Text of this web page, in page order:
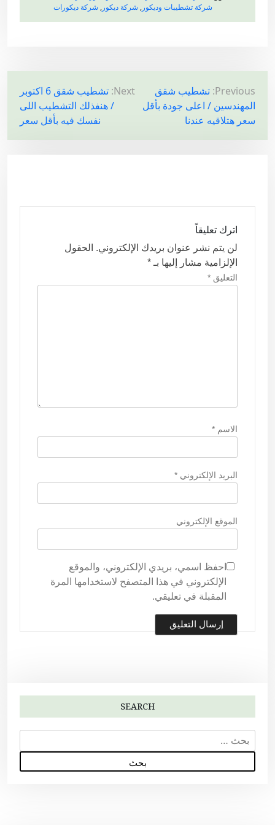
شركة تشطيبات وديكور, شركة ديكور, شركة ديكورات
ت
ص
فّ
ح
Previous: تشطيب شقق
المهندسين / اعلى جودة بأقل
سعر هتلاقيه عندنا
Next:
تشطيب شقق 6 اكتوبر
/ هنفذلك التشطيب اللى
نفسك فيه بأقل سعر
اترك تعليقاً
لن يتم نشر عنوان بريدك الإلكتروني. الحقول
الإلزامية مشار إليها بـ *
التعليق *
الاسم *
البريد الإلكتروني *
الموقع الإلكتروني
احفظ اسمي، بريدي الإلكتروني، والموقع
الإلكتروني في هذا المتصفح لاستخدامها المرة
المقبلة في تعليقي.
SEARCH
ل